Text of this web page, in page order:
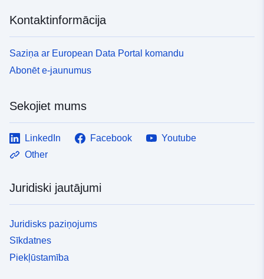
Kontaktinformācija
Saziņa ar European Data Portal komandu
Abonēt e-jaunumus
Sekojiet mums
LinkedIn Facebook
Youtube
Other
Juridiski jautājumi
Juridisks paziņojums
Sīkdatnes
Piekļūstamība